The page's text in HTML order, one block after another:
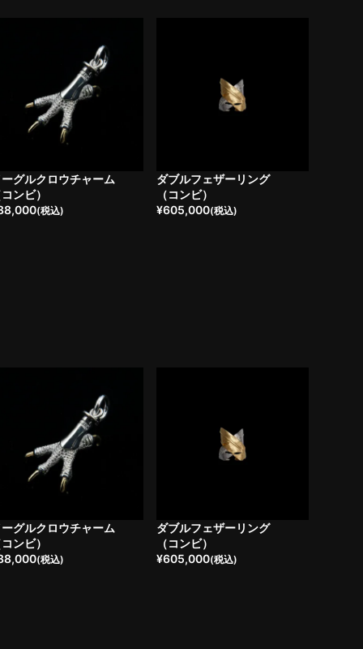
グルクロウチャーム
ンビ）
(税込)
ダブルフェザーリング
（コンビ）
¥605,000(税込)
グルクロウチャーム
ンビ）
(税込)
ダブルフェザーリング
（コンビ）
¥605,000(税込)